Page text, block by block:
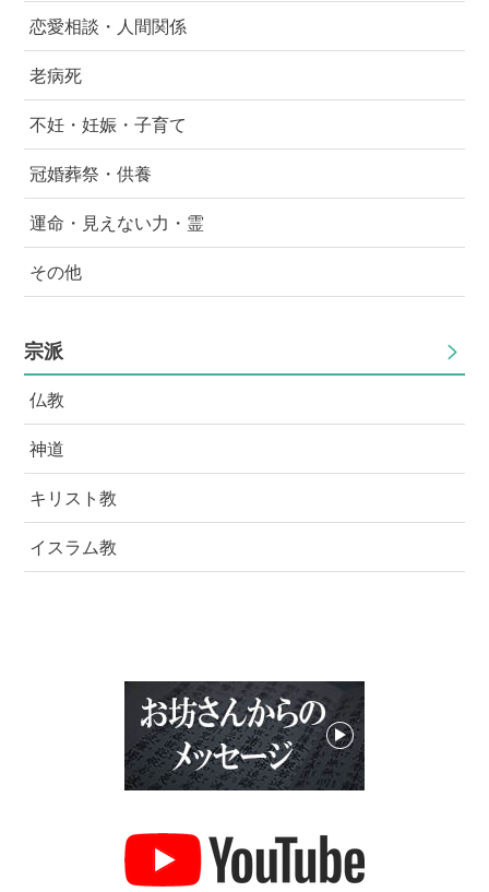
た、もし仮に両親だとしたら改善治癒させていく方法を
とるべきか、そのまま社会に送り出してあげるのか。側
近者が一番悩みそうです。社会的な意見を聞きたいと思
い質問投稿しました。
恋愛相談・人間関係
老病死
不妊・妊娠・子育て
冠婚葬祭・供養
運命・見えない力・霊
その他
宗派
仏教
神道
キリスト教
イスラム教